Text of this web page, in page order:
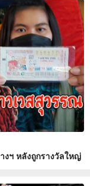
งฯ หลังถูกรางวัลใหญ่